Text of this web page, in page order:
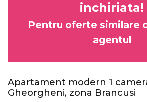
inchiriata!
Pentru oferte similare
agentul
Apartament modern 1
Gheorgheni, zona Brancusi